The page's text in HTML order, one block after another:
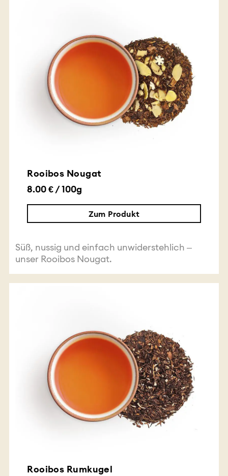
Rooibos Nougat
8.00 € / 100g
Zum Produkt
Süß, nussig und einfach unwiderstehlich –
unser Rooibos Nougat.
Rooibos Rumkugel